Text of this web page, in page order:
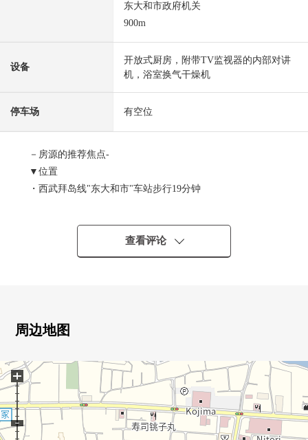
东大和市政府机关
900m
设备
开放式厨房，附带TV监视器的内部对讲
机，浴室换气干燥机
停车场 有空位
－房源的推荐焦点-
▼位置
・西武拜岛线"东大和市"车站步行19分钟
▼建筑物的特徴
・建筑面积87.48平米的4LDK
▼房间的特徴
・阳光在南向曝光面阳台良好
・通风关于两面派采光良好
・有地板下边收纳
・家族团栾的客厅楼梯
・与家族的会话兴奋起来的开放式厨房
查看评论
周边地图
+